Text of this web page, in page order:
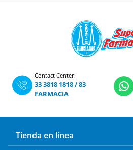
Contact Center:
33 3818 1818/83
FARMACIA
Tienda en línea